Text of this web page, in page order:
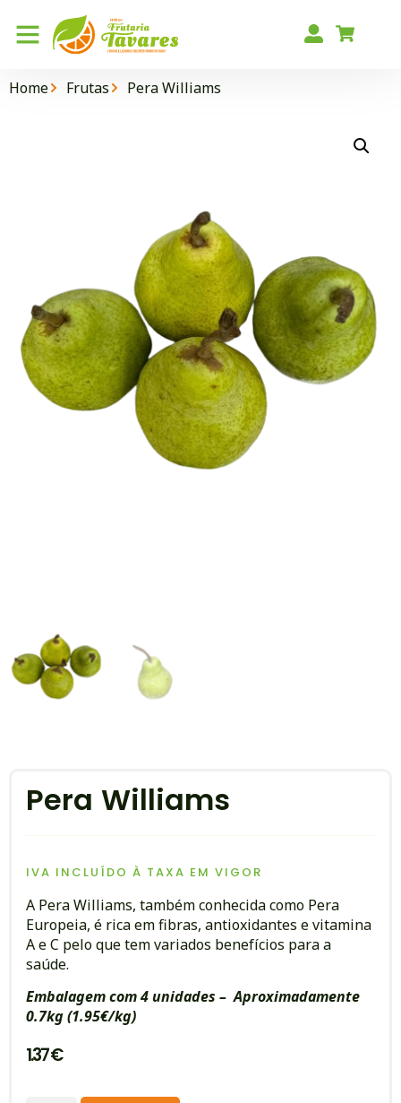
Home Frutas Pera Williams
Pera Williams
IVA INCLUÍDO À TAXA EM VIGOR
A Pera Williams, também conhecida como Pera
Europeia, é rica em fibras, antioxidantes e vitamina
A e C pelo que tem variados benefícios para a
saúde.
Embalagem com 4 unidades – Aproximadamente
0.7kg (1.95€/kg)
1.37€